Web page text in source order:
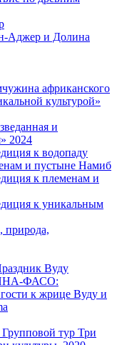
Аджер и Долина
африканского
культурой»
и
2024
к водопаду
и пустыне Намиб
к племенам и
к уникальным
природа,
Вуду
ФАСО:
к жрице Вуду и
тур Три